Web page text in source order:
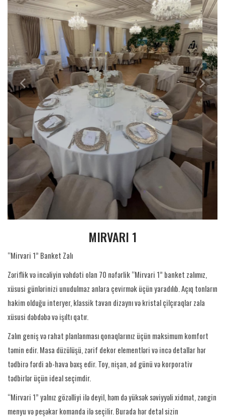
MIRVARI 1
“Mirvari 1” Banket Zalı
Zəriflik və incəliyin vəhdəti olan 70 nəfərlik “Mirvari 1” banket zalımız,
xüsusi günlərinizi unudulmaz anlara çevirmək üçün yaradılıb. Açıq tonların
hakim olduğu interyer, klassik tavan dizaynı və kristal çilçıraqlar zala
xüsusi dəbdəbə və işıltı qatır.
Zalın geniş və rahat planlanması qonaqlarınız üçün maksimum komfort
təmin edir. Masa düzülüşü, zərif dekor elementləri və incə detallar hər
tədbirə fərdi ab-hava bəxş edir. Toy, nişan, ad günü və korporativ
tədbirlər üçün ideal seçimdir.
“Mirvari 1” yalnız gözəlliyi ilə deyil, həm də yüksək səviyyəli xidmət, zəngin
menyu və peşəkar komanda ilə seçilir. Burada hər detal sizin